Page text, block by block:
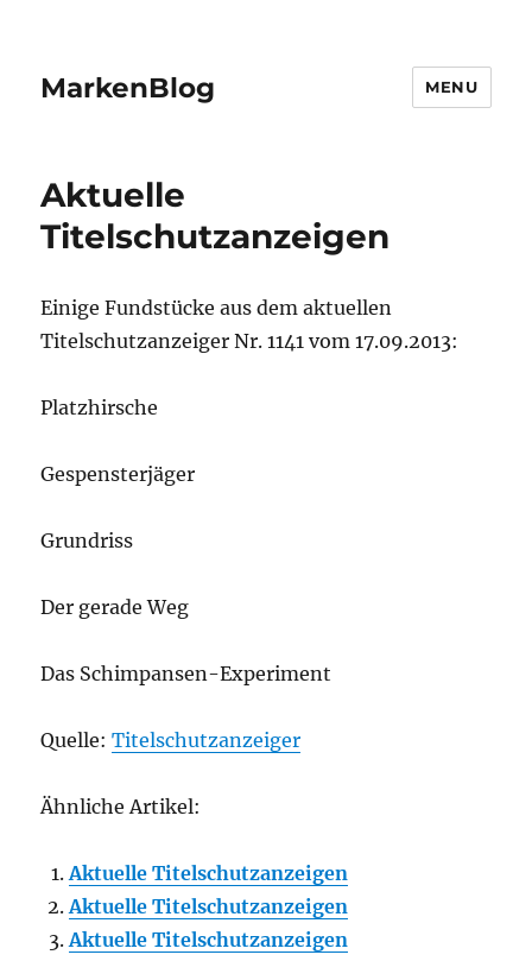
MarkenBlog MENU
Aktuelle
Titelschutzanzeigen
Einige Fundstücke aus dem aktuellen
Titelschutzanzeiger Nr. 1141 vom 17.09.2013:
Platzhirsche
Gespensterjäger
Grundriss
Der gerade Weg
Das Schimpansen-Experiment
Quelle:Titelschutzanzeiger
Ähnliche Artikel:
Aktuelle Titelschutzanzeigen
Aktuelle Titelschutzanzeigen
Aktuelle Titelschutzanzeigen